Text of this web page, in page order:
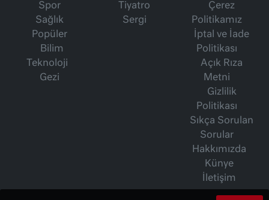
Spor
Sağlık
Popüler
Bilim
Teknoloji
Gezi
Tiyatro
Sergi
Çerez
Politikamız
İptal ve İade
Politikası
Açık Rıza
Metni
Gizlilik
Politikası
Sıkça Sorulan
Sorular
Hakkımızda
Künye
İletişim